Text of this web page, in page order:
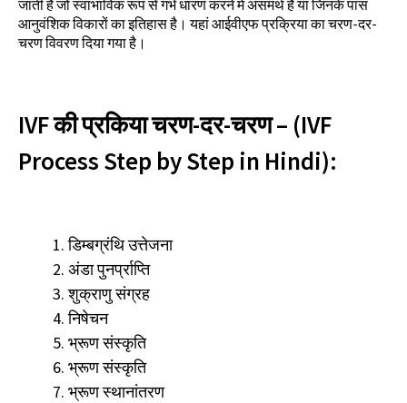
जाती है जो स्वाभाविक रूप से गर्भ धारण करने में असमर्थ हैं या जिनके पास
आनुवंशिक विकारों का इतिहास है। यहां आईवीएफ प्रक्रिया का चरण-दर-
चरण विवरण दिया गया है।
IVF की प्रकिया चरण-दर-चरण – (IVF
Process Step by Step in Hindi):
डिम्बग्रंथि उत्तेजना
अंडा पुनर्प्राप्ति
शुक्राणु संग्रह
निषेचन
भ्रूण संस्कृति
भ्रूण संस्कृति
भ्रूण स्थानांतरण